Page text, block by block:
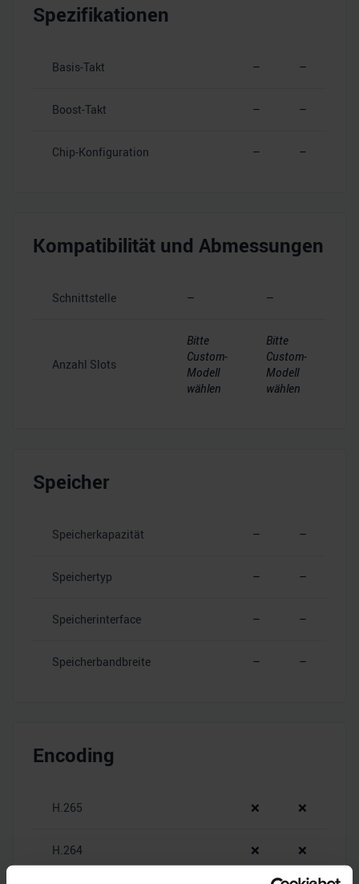
Spezifikationen
Basis-Takt – –
Boost-Takt – –
Chip-Konfiguration – –
Kompatibilität und Abmessungen
Schnittstelle – –
Anzahl Slots
Bitte
Custom-
Modell
wählen
Bitte
Custom-
Modell
wählen
Speicher
Speicherkapazität – –
Speichertyp – –
Speicherinterface – –
Speicherbandbreite – –
Encoding
H.265 ❌ ❌
H.264 ❌ ❌